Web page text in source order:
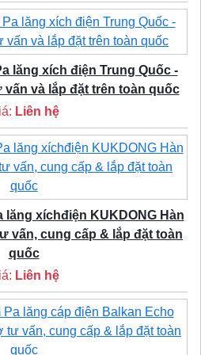
lăng xích điện Trung Quốc -
và lắp đặt trên toàn quốc
Liên hệ
lăng xíchđiện KUKDONG Hàn
vấn, cung cấp & lắp đặt toàn
quốc
Liên hệ